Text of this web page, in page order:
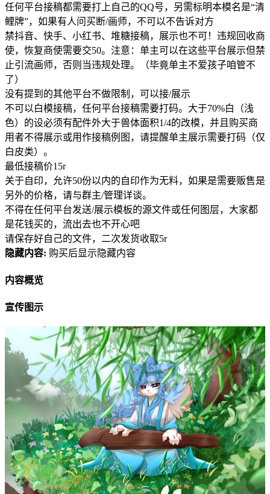
任何平台接稿都需要打上自己的QQ号，另需标明本模名是“清
鲤牌”，如果有人问买断/画师，不可以不告诉对方
禁抖音、快手、小红书、堆糖接稿，展示也不可！违规回收商
使，恢复商使需要交50。注意：单主可以在这些平台展示但禁
止引流画师，否则当违规处理。（毕竟单主不爱孩子咱管不
了）
没有提到的其他平台不做限制，可以接/展示
不可以白模接稿，任何平台接稿需要打码。大于70%白（浅
色）的设必须有配件外大于兽体面积1/4的改模，并且购买商
用者不得展示或用作接稿例图，请提醒单主展示需要打码（仅
白皮类）。
最低接稿价15r
关于自印，允许50份以内的自印作为无料，如果是需要贩售是
另外的价格，请与群主/管理详谈。
不得在任何平台发送/展示模板的源文件或任何图层，大家都
是花钱买的，流出去也不开心吧
请保存好自己的文件，二次发货收取5r
隐藏内容: 购买后显示隐藏内容
内容概览
宣传图示